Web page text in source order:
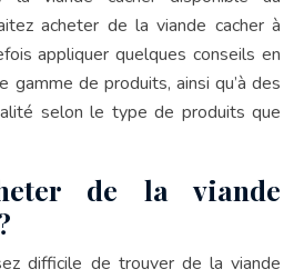
acheter de la viande cacher à
appliquer quelques conseils en
gamme de produits, ainsi qu’à des
selon le type de produits que
de la viande
difficile de trouver de la viande